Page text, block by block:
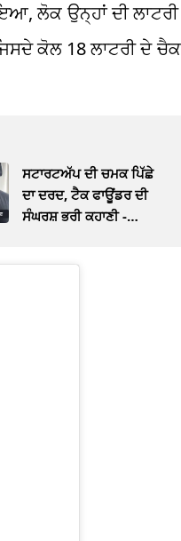
ਲੋਕ ਉਨ੍ਹਾਂ ਦੀ
ਕੋਲ 18 ਲਾਟਰੀ ਦੇ
ਸਟਾਰਟਅੱਪ ਦੀ ਚਮਕ ਪਿੱਛੇ
ਦਾ ਦਰਦ, ਟੈਕ ਫਾਊਂਡਰ ਦੀ
ਸੰਘਰਸ਼ ਭਰੀ ਕਹਾਣੀ -